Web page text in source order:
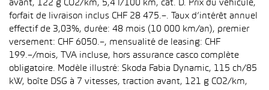
avant, 122 g CO2/km, 5,4 l/100 km, cat. D. Prix du véhicule,
forfait de livraison inclus CHF 28 475.–. Taux d’intérêt annuel
effectif de 3,03%, durée: 48 mois (10 000 km/an), premier
versement: CHF 6050.–, mensualité de leasing: CHF
199.–/mois, TVA incluse, hors assurance casco complète
obligatoire. Modèle illustré: Skoda Fabia Dynamic, 115 ch/85
kW, boîte DSG à 7 vitesses, traction avant, 121 g CO2/km,